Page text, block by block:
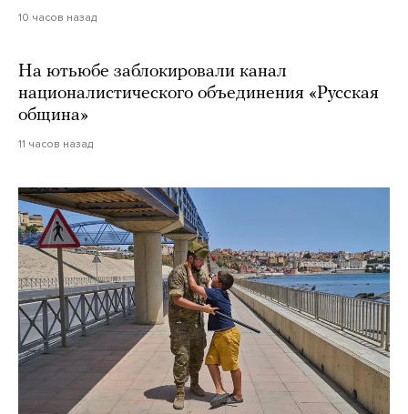
10 часов назад
На ютьюбе заблокировали канал
националистического объединения «Русская
община»
11 часов назад